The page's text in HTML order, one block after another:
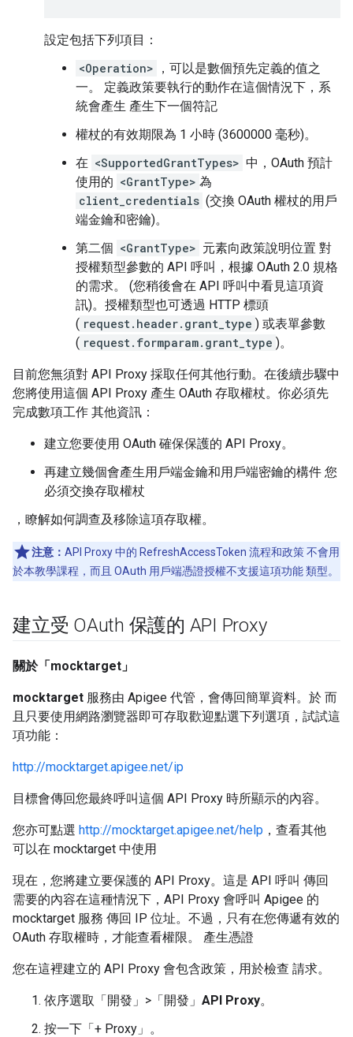
設定包括下列項目：
<Operation>
，可以是數個預先定義的值之
一。 定義政策要執行的動作在這個情況下，系
統會產生 產生下一個符記
權杖的有效期限為 1 小時 (3600000 毫秒)。
在 <SupportedGrantTypes> 中，OAuth 預計
使用的 <GrantType> 為
client_credentials (交換 OAuth 權杖的用戶
端金鑰和密鑰)。
第二個 <GrantType> 元素向政策說明位置 對
授權類型參數的 API 呼叫，根據 OAuth 2.0 規格
的需求。 (您稍後會在 API 呼叫中看見這項資
訊)。授權類型也可透過 HTTP 標頭
( request.header.grant_type ) 或表單參數
( request.formparam.grant_type )。
目前您無須對 API Proxy 採取任何其他行動。在後續步驟中
您將使用這個 API Proxy 產生 OAuth 存取權杖。你必須先
完成數項工作 其他資訊：
建立您要使用 OAuth 確保保護的 API Proxy。
再建立幾個會產生用戶端金鑰和用戶端密鑰的構件 您
必須交換存取權杖
，瞭解如何調查及移除這項存取權。
注意： API Proxy 中的 RefreshAccessToken 流程和政策 不會用
於本教學課程，而且 OAuth 用戶端憑證授權不支援這項功能 類型。
建立受 OAuth 保護的 API Proxy
關於「mocktarget」
mocktarget 服務由 Apigee 代管，會傳回簡單資料。於 而
且只要使用網路瀏覽器即可存取歡迎點選下列選項，試試這
項功能：
http://mocktarget.apigee.net/ip
目標會傳回您最終呼叫這個 API Proxy 時所顯示的內容。
您亦可點選 http://mocktarget.apigee.net/help ，查看其他
可以在 mocktarget 中使用
現在，您將建立要保護的 API Proxy。這是 API 呼叫 傳回
需要的內容在這種情況下，API Proxy 會呼叫 Apigee 的
mocktarget 服務 傳回 IP 位址。不過，只有在您傳遞有效的
OAuth 存取權時，才能查看權限。 產生憑證
您在這裡建立的 API Proxy 會包含政策，用於檢查 請求。
依序選取「開發」>「開發」 API Proxy。
按一下「+ Proxy」 。